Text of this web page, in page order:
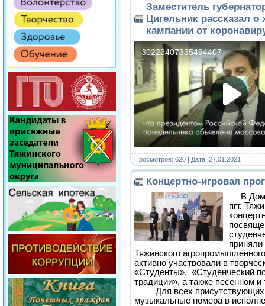
Заместитель
Цигельник рассказал
кампании от
Просмотров: 620 | Дата: 27.01.2021
Концертно-игровая
В
пгт.
приняли
Тяжинского
активно участвовали в
«Студенты», «Студенческий
традиции», а также песенном
Для всех присутствующих
музыкальные номера в